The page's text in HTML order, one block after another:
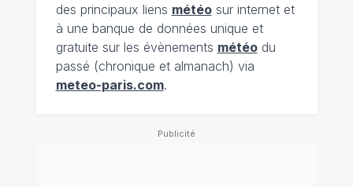
des principaux liens météosur internet et
à une banque de données unique et
gratuite sur les évènements météodu
passé (chronique et almanach) via
meteo-paris.com.